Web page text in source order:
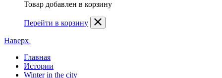
Товар добавлен в корзину
Перейти в корзину
Наверх
Главная
Истории
Winter in the city